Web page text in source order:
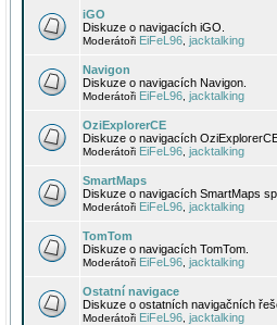
iGO
Diskuze o navigacích iGO.
Moderátoři EiFeL96 jacktalking
Navigon
Diskuze o navigacích Navigon.
Moderátoři EiFeL96 jacktalking
OziExplorerCE
Diskuze o navigacích
Moderátoři EiFeL96 jacktalking
SmartMaps
Diskuze o navigacích SmartMaps
Moderátoři EiFeL96 jacktalking
TomTom
Diskuze o navigacích TomTom.
Moderátoři EiFeL96 jacktalking
Ostatní navigace
Diskuze o ostatních navigačních
Moderátoři EiFeL96 jacktalking